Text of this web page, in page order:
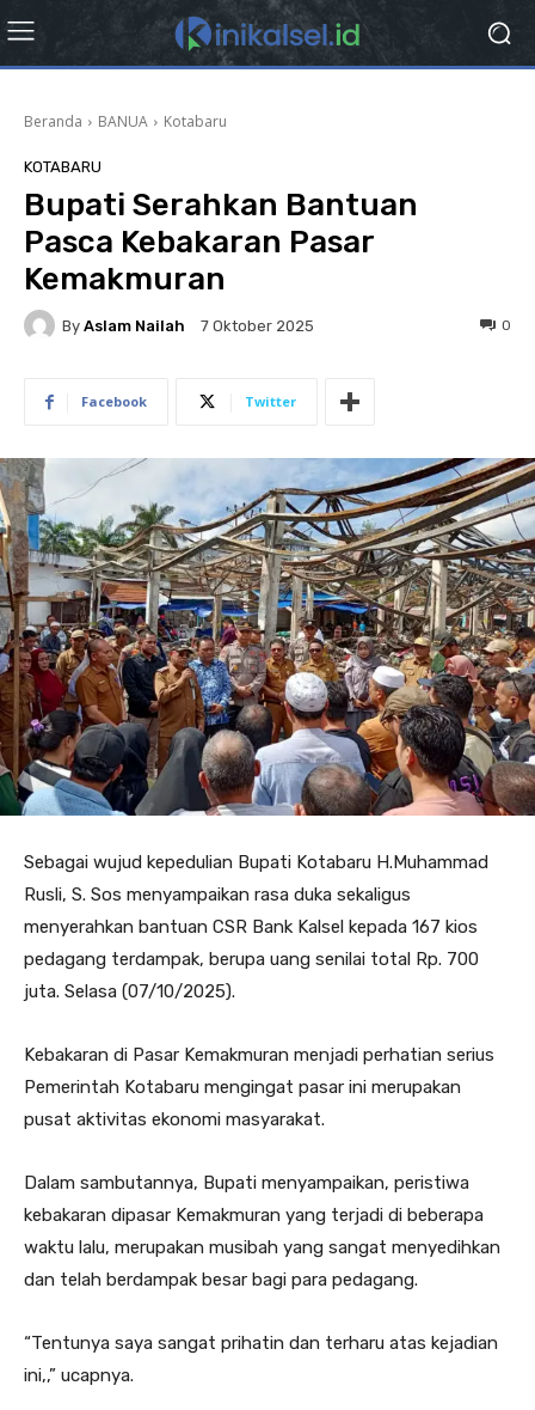
Beranda BANUA Kotabaru
KOTABARU
Bupati Serahkan Bantuan
Pasca Kebakaran Pasar
Kemakmuran
By Aslam Nailah 7 Oktober 2025 0
Facebook Twitter
Sebagai wujud kepedulian Bupati Kotabaru H.Muhammad
Rusli, S. Sos menyampaikan rasa duka sekaligus
menyerahkan bantuan CSR Bank Kalsel kepada 167 kios
pedagang terdampak, berupa uang senilai total Rp. 700
juta. Selasa (07/10/2025).
Kebakaran di Pasar Kemakmuran menjadi perhatian serius
Pemerintah Kotabaru mengingat pasar ini merupakan
pusat aktivitas ekonomi masyarakat.
Dalam sambutannya, Bupati menyampaikan, peristiwa
kebakaran dipasar Kemakmuran yang terjadi di beberapa
waktu lalu, merupakan musibah yang sangat menyedihkan
dan telah berdampak besar bagi para pedagang.
“Tentunya saya sangat prihatin dan terharu atas kejadian
ini,,” ucapnya.